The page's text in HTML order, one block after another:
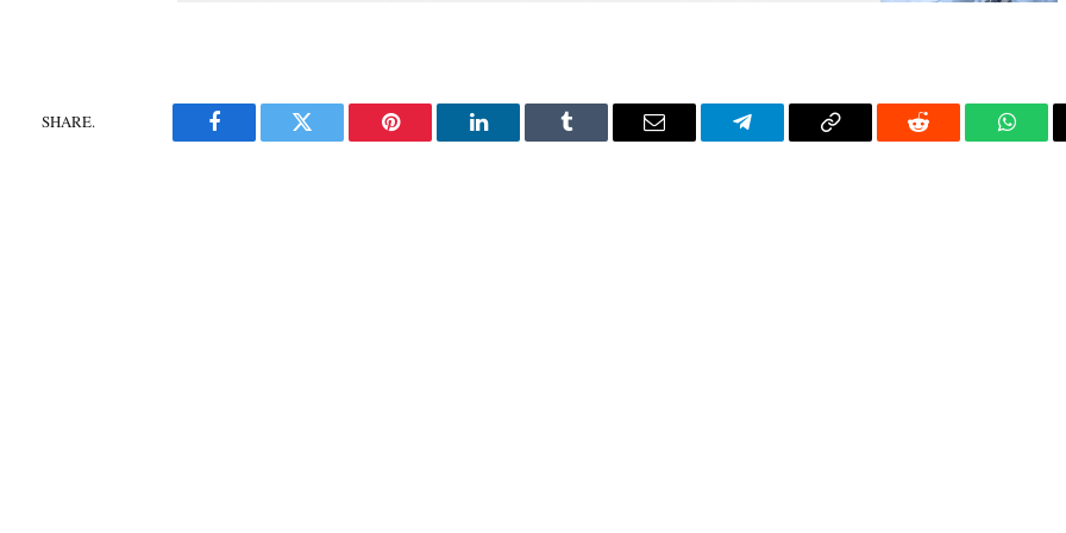
SHARE.
Facebook Twitter Pinterest LinkedIn Tumblr Email Telegram Copy
Reddit